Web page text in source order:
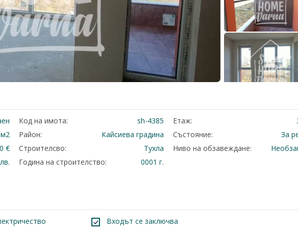
€
Код на имота:
sh-4385
Район:
Кайсиева градина
Строителсво:
Тухла
Година на строителство:
0001 г.
Етаж:
Състояние:
За
Ниво на обзавеждане:
Входът се заключва